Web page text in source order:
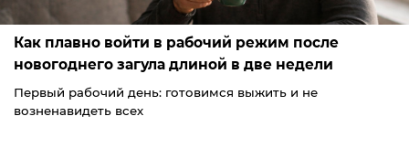
Как плавно войти в рабочий режим после
новогоднего загула длиной в две недели
Первый рабочий день: готовимся выжить и не
возненавидеть всех